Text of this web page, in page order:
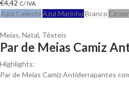
€4,42 C/ IVA
Azul CelesteAzul MarinhoBranco
Meias, Natal, Têxteis
Par de Meias Camiz
Highlights:
Par de Meias Camiz Antiderrapantes